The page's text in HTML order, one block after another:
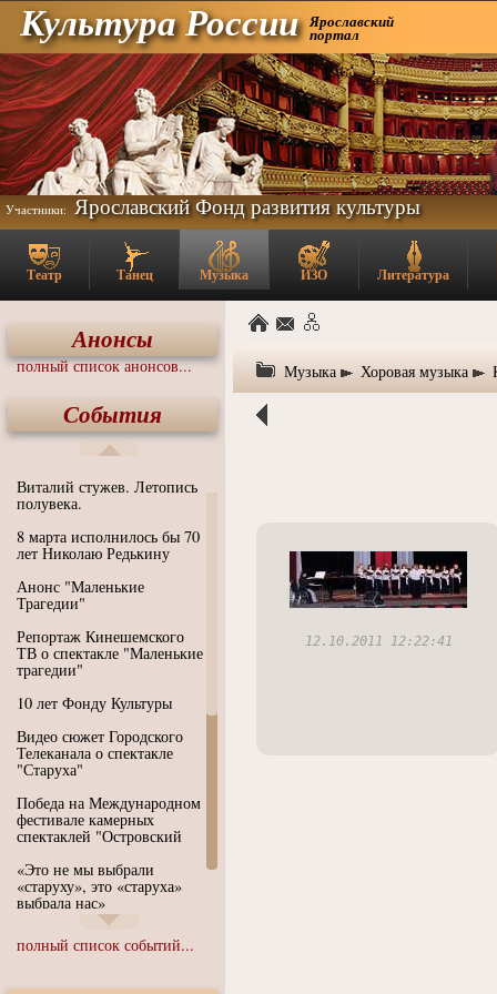
Культура России Ярославский
портал
Участники: Ярославский Фонд развития культуры
Театр Танец Музыка ИЗО Литература
Анонсы
полный список анонсов...
События
Виталий стужев. Летопись
полувека.
8 марта исполнилось бы 70
лет Николаю Редькину
Анонс "Маленькие
Трагедии"
Репортаж Кинешемского
ТВ о спектакле "Маленькие
трагедии"
10 лет Фонду Культуры
Видео сюжет Городского
Телеканала о спектакле
"Старуха"
Победа на Международном
фестивале камерных
спектаклей "Островский
«Это не мы выбрали
«старуху», это «старуха»
выбрала нас»
Иммерсивный спектакль
"Язык чистого полета
полный список событий...
Музыка Хоровая музыка
12.10.2011 12:22:41